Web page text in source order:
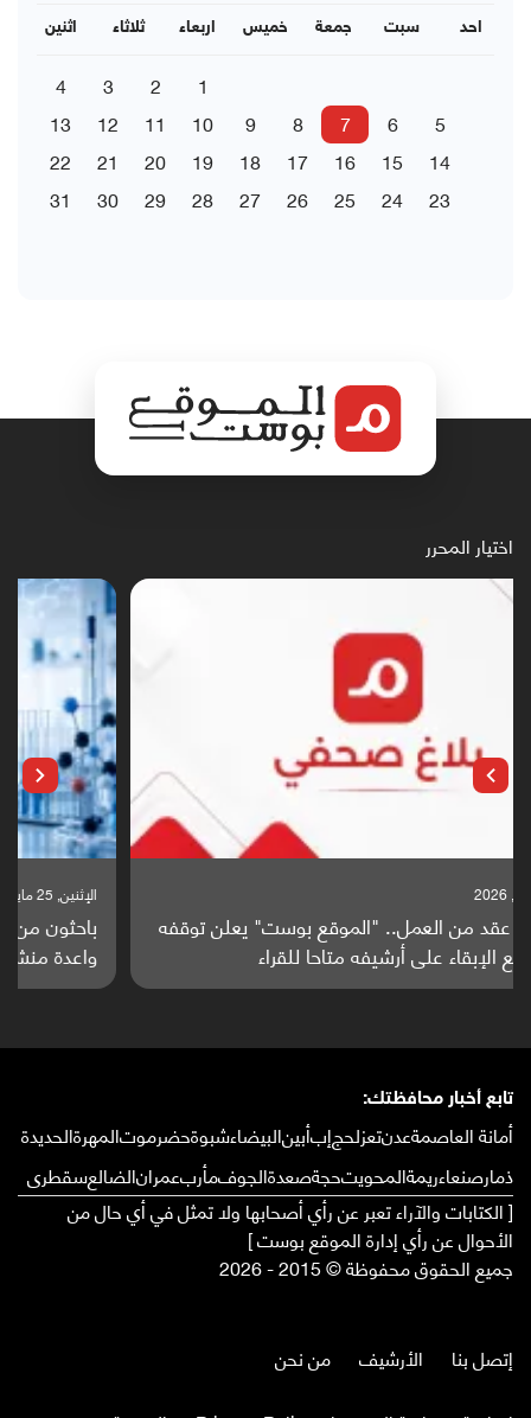
اثنين ثلاثاء اربعاء خميس جمعة سبت احد
1
2
3
4
5
6
7
8
9
10
11
12
13
14
15
16
17
18
19
20
21
22
23
24
25
26
27
28
29
30
31
اختيار المحرر
الإثنين, 25 مايو, 2026
باحثون من اليمن يدخلون سباق أبحاث ألزهايمر بدراسة
واعدة منشورة عالميا (ترجمة)
تابع أخبار محافظتك:
أمانة العاصمةعدنتعزلحجإبأبينالبيضاءشبوةحضرموتالمهرةالحديدة
ذمارصنعاءريمةالمحويتحجةصعدةالجوفمأربعمرانالضالعسقطرى
[ الكتابات والآراء تعبر عن رأي أصحابها ولا تمثل في أي حال من
الأحوال عن رأي إدارة الموقع بوست ]
جميع الحقوق محفوظة © 2015 - 2026
إتصل بنا الأرشيف
من نحن